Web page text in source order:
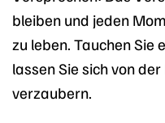
bleiben und jeden
zu leben. Tauchen Sie
lassen Sie sich von
verzaubern.